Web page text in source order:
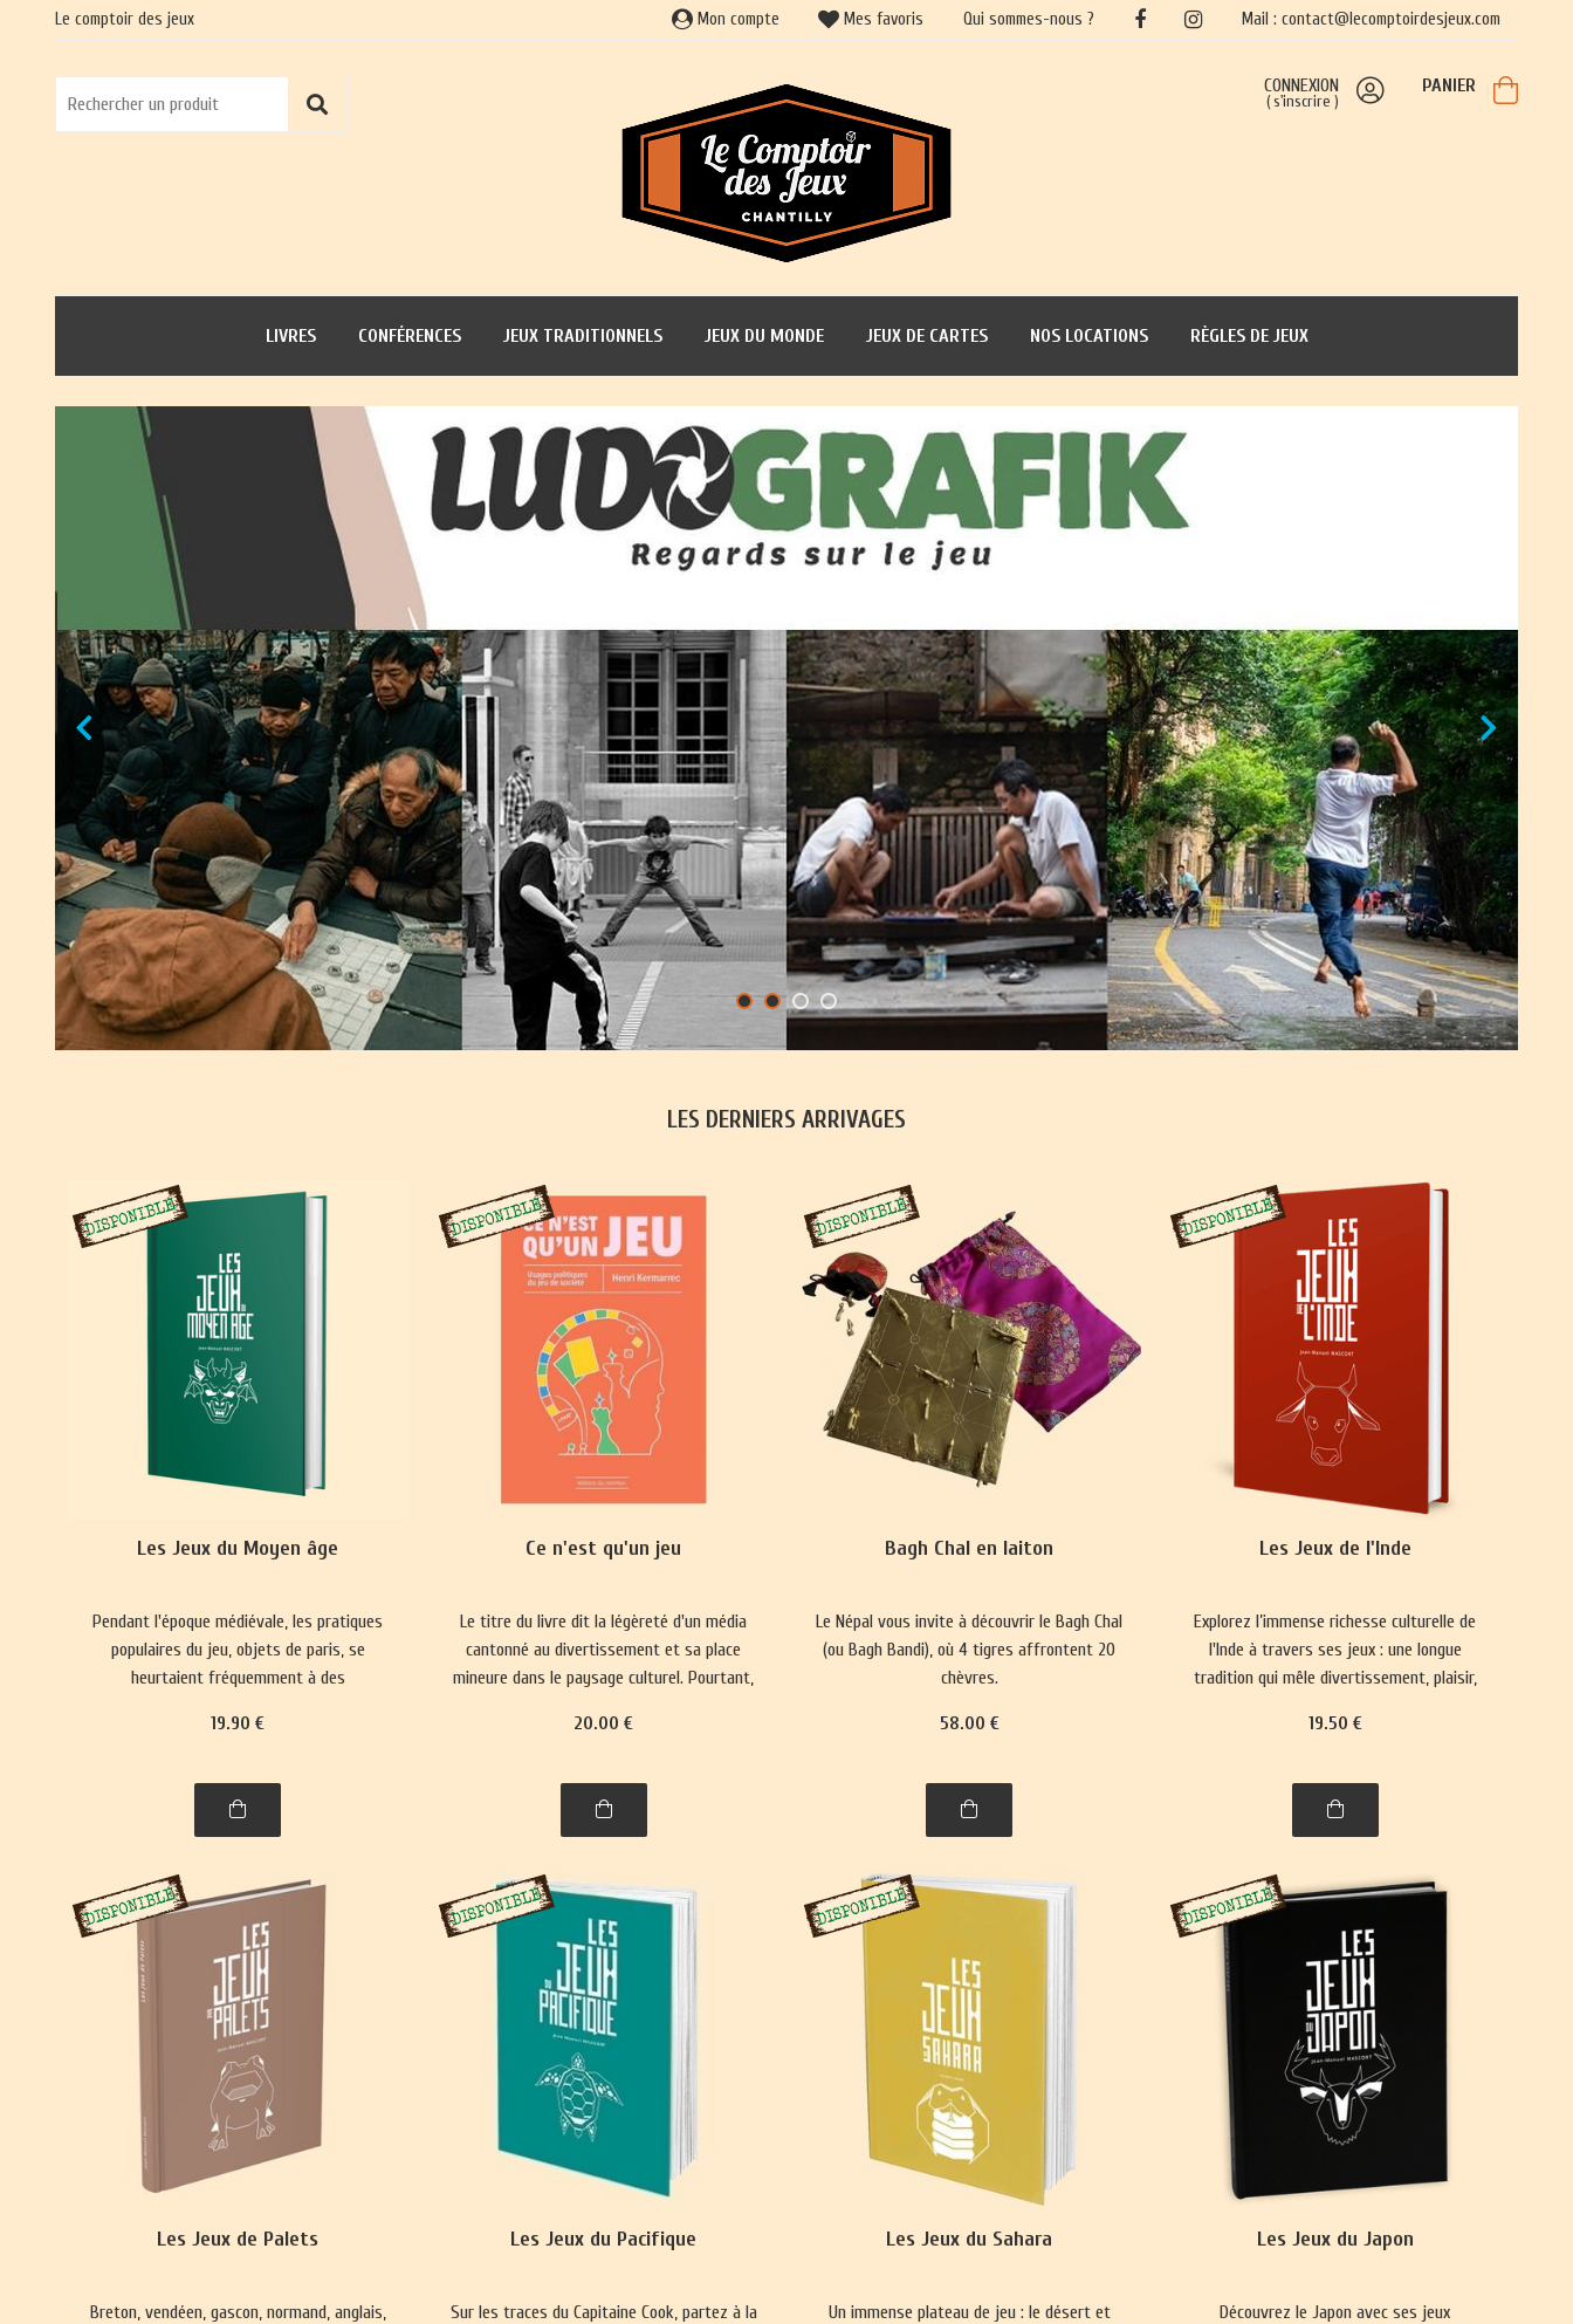
Le comptoir des jeux
CONNEXION
(s'inscrire )
PANIER
LIVRES CONFÉRENCES JEUX TRADITIONNELS JEUX DU MONDE JEUX DE CARTES NOS LOCATIONS RÈGLES DE JEUX
LES DERNIERS ARRIVAGES
Les Jeux du Moyen âge
Pendant l'époque médiévale, les pratiques
populaires du jeu, objets de paris, se
heurtaient fréquemment à des
complexes ont émergé, prisés par les
19.90 €
Ce n'est qu'un jeu
Le titre du livre dit la légèreté d'un média
cantonné au divertissement et sa place
mineure dans le paysage culturel. Pourtant,
et renforce les normes sociales depuis
20.00 €
Bagh Chal en laiton
Le Népal vous invite à découvrir le Bagh Chal
(ou Bagh Bandi), où 4 tigres affrontent 20
chèvres.
58.00 €
Les Jeux de l'Inde
Explorez l’immense richesse culturelle de
l'Inde à travers ses jeux : une longue
tradition qui mêle divertissement, plaisir,
voyage captivant dans l’histoire, entre
19.50 €
Les Jeux de Palets
Breton, vendéen, gascon, normand, anglais,
Les Jeux du Pacifique
Sur les traces du Capitaine Cook, partez à la
Les Jeux du Sahara
Un immense plateau de jeu : le désert et
Les Jeux du Japon
Découvrez le Japon avec ses jeux
Mon compte Mes favoris Qui sommes-nous ? Mail : contact@lecomptoirdesjeux.com